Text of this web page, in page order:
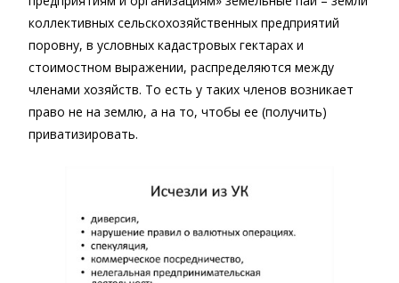
коллективных сельскохозяйственных предприятий
поровну, в условных кадастровых гектарах и
стоимостном выражении, распределяются между
членами хозяйств. То есть у таких членов возникает
право не на землю, а на то, чтобы ее (получить)
приватизировать.